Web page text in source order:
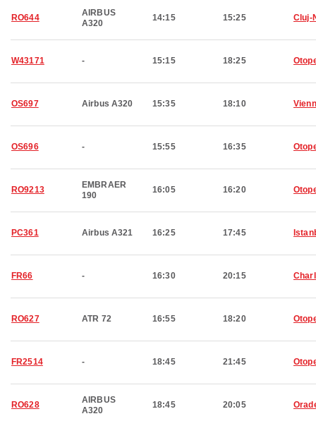
RO644
AIRBUS
A320
14:15 15:25 Cluj-
W43171 - 15:15 18:25
OS697 Airbus A320 15:35 18:10
OS696 - 15:55 16:35
RO9213
EMBRAER
190
16:05 16:20
PC361 Airbus A321 16:25 17:45
FR66 - 16:30 20:15
RO627 ATR 72 16:55 18:20
FR2514 - 18:45 21:45
RO628
AIRBUS
A320
18:45 20:05